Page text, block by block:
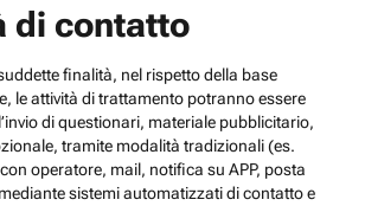
di contatto
finalità, nel rispetto della base
le attività di trattamento potranno essere
di questionari, materiale pubblicitario,
tramite modalità tradizionali (es.
operatore, mail, notifica su APP, posta
sistemi automatizzati di contatto e